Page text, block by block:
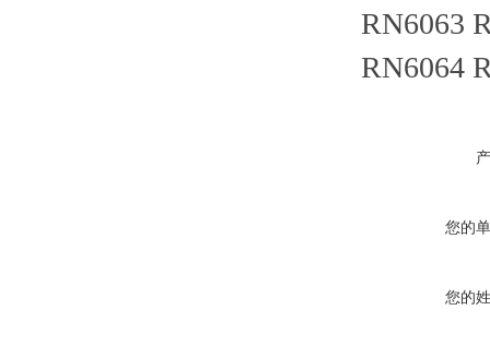
RN6063
RN6064
您的
您的